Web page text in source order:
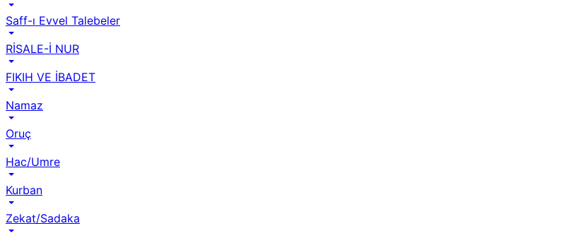
Saff-ı Evvel Talebeler
RİSALE-İ NUR
FIKIH VE İBADET
Namaz
Oruç
Hac/Umre
Kurban
Zekat/Sadaka